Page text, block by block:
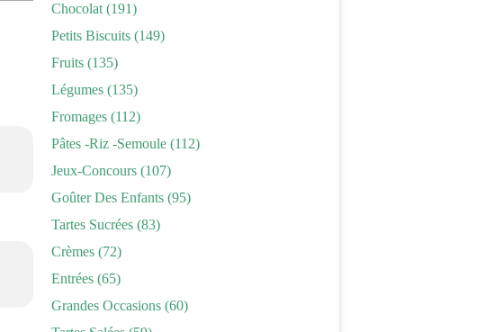
Chocolat (191)
Petits Biscuits (149)
Fruits (135)
Légumes (135)
Fromages (112)
Pâtes -riz -semoule (112)
Jeux-Concours (107)
Goûter Des Enfants (95)
Tartes Sucrées (83)
Crèmes (72)
Entrées (65)
Grandes Occasions (60)